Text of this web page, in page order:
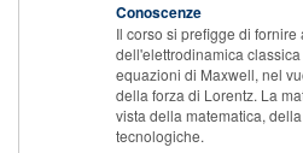
Conoscenze
Il corso si prefigge di
dell'elettrodinamica
equazioni di Maxwell, nel
della forza di Lorentz. La
vista della matematica,
tecnologiche.